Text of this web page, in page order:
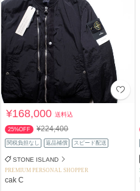
¥168,000送料込
25%OFF ¥224,400
関税負担なし 返品補償 スピード配送
STONE ISLAND
PREMIUM PERSONAL SHOPPER
cak C